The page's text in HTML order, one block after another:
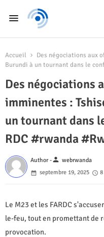
Accueil
Des négociations aux
Burundi à un tournant dans le
Des négociations
imminentes :
un tournant dans
RDC #rwanda
Author -person webrwanda
septembre 19, 2025
Le M23 et les FARDC
le-feu, tout en promettant de
provocation.